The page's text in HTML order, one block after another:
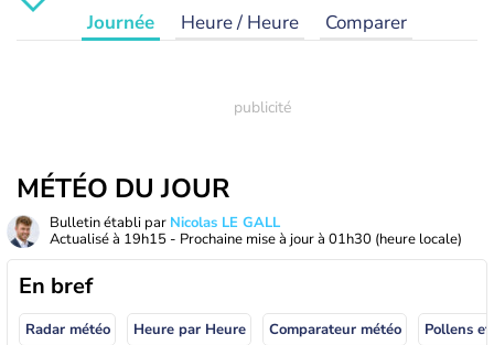
Journée Heure / Heure Comparer
MÉTÉO DU JOUR
Bulletin établi par Nicolas LE GALL
Actualisé à 19h15 - Prochaine mise à jour à 01h30 (heure locale)
En bref
Radar météo Heure par Heure Comparateur météo Pollens